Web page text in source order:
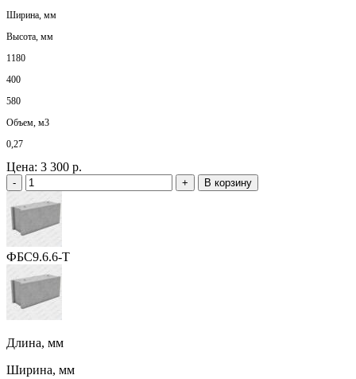
Ширина, мм
Высота, мм
1180
400
580
Объем, м3
0,27
Цена: 3 300 р.
- + В корзину
ФБС9.6.6-Т
Длина, мм
Ширина, мм